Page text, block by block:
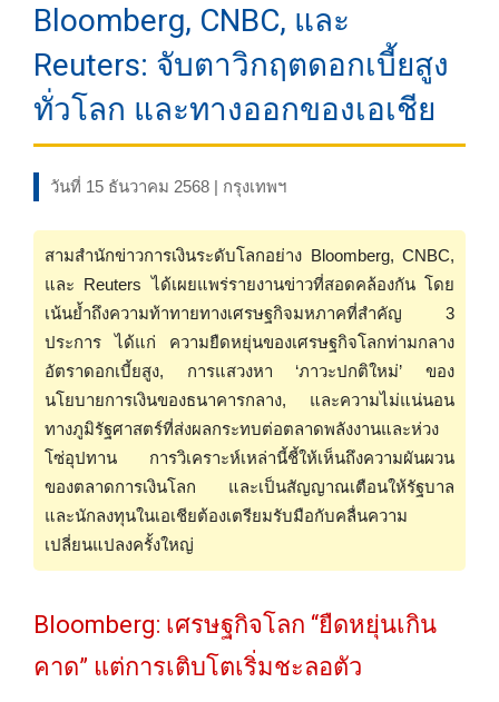
Bloomberg, CNBC, และ
Reuters: จับตาวิกฤตดอกเบี้ยสูง
ทั่วโลก และทางออกของเอเชีย
วันที่ 15 ธันวาคม 2568 | กรุงเทพฯ
สามสำนักข่าวการเงินระดับโลกอย่าง Bloomberg, CNBC,
และ Reuters ได้เผยแพร่รายงานข่าวที่สอดคล้องกัน โดย
เน้นย้ำถึงความท้าทายทางเศรษฐกิจมหภาคที่สำคัญ 3
ประการ ได้แก่ ความยืดหยุ่นของเศรษฐกิจโลกท่ามกลาง
อัตราดอกเบี้ยสูง, การแสวงหา ‘ภาวะปกติใหม่’ ของ
นโยบายการเงินของธนาคารกลาง, และความไม่แน่นอน
ทางภูมิรัฐศาสตร์ที่ส่งผลกระทบต่อตลาดพลังงานและห่วง
โซ่อุปทาน การวิเคราะห์เหล่านี้ชี้ให้เห็นถึงความผันผวน
ของตลาดการเงินโลก และเป็นสัญญาณเตือนให้รัฐบาล
และนักลงทุนในเอเชียต้องเตรียมรับมือกับคลื่นความ
เปลี่ยนแปลงครั้งใหญ่
Bloomberg: เศรษฐกิจโลก “ยืดหยุ่นเกิน
คาด” แต่การเติบโตเริ่มชะลอตัว